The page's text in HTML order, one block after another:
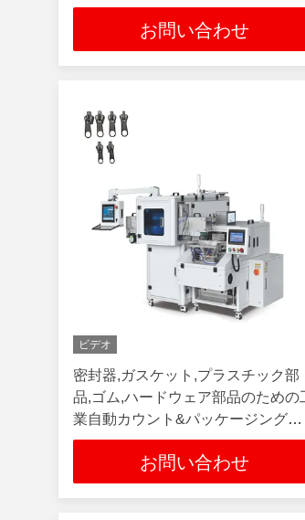
お問い合わせ
ビデオ
密封器,ガスケット,プラスチック部
品,ゴム,ハードウェア部品のための
業自動カウント&パッケージングマ
シン
お問い合わせ